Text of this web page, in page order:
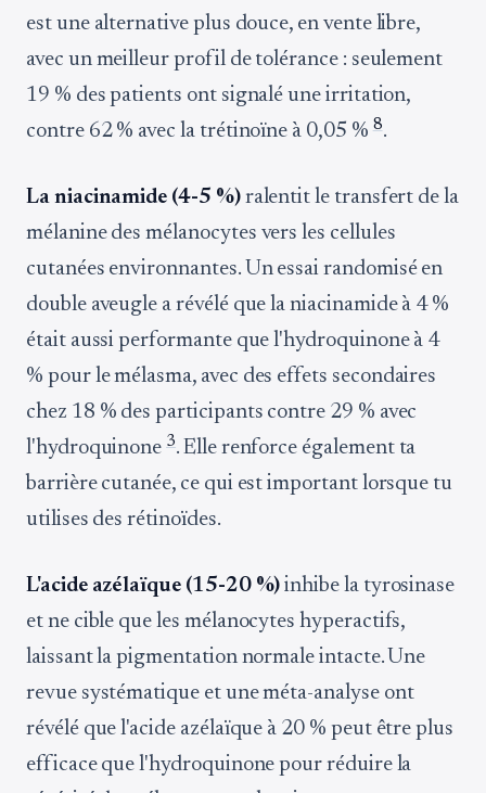
est une alternative plus douce, en vente libre,
avec un meilleur profil de tolérance : seulement
19 % des patients ont signalé une irritation,
contre 62 % avec la trétinoïne à 0,05 % 8.
La niacinamide (4-5 %)ralentit le transfert de la
mélanine des mélanocytes vers les cellules
cutanées environnantes. Un essai randomisé en
double aveugle a révélé que la niacinamide à 4 %
était aussi performante que l'hydroquinone à 4
% pour le mélasma, avec des effets secondaires
chez 18 % des participants contre 29 % avec
l'hydroquinone3. Elle renforce également ta
barrière cutanée, ce qui est important lorsque tu
utilises des rétinoïdes.
L'acide azélaïque (15-20 %) inhibe la tyrosinase
et ne cible que les mélanocytes hyperactifs,
laissant la pigmentation normale intacte. Une
revue systématique et une méta-analyse ont
révélé que l'acide azélaïque à 20 % peut être plus
efficace que l'hydroquinone pour réduire la